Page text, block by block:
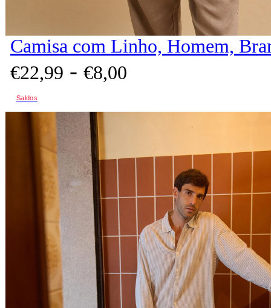
Camisa com Linho, Homem,
€22,99 - €8,00
Saldos